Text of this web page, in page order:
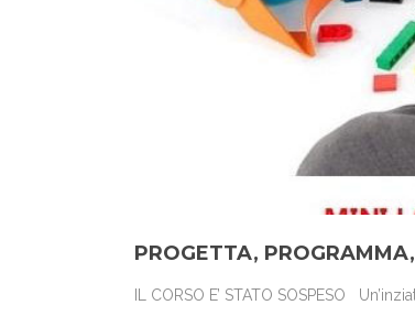
PROGETTA,
IL CORSO E’ STATO SOSPESO